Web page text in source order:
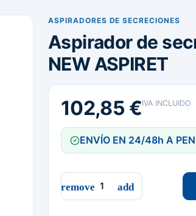
ASPIRADORES DE SECRECIONES
Aspirador de
NEW ASPIRET
102,85 €IVA INCLUIDO
ENVÍO EN 24/48h A